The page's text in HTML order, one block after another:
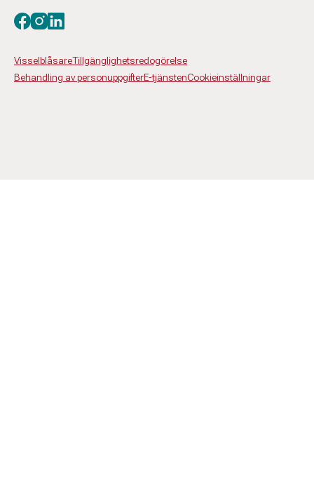
VisselblåsareTillgänglighetsredogörelse
Behandling av personuppgifterE-tjänstenCookieinställningar
Besök oss på facebook
Besök oss på instagram
Besök oss på linkedin